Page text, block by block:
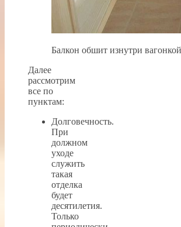
Балкон обшит изнутри вагонкой
Далее
рассмотрим
все по
пунктам:
Долговечность.
При
должном
уходе
служить
такая
отделка
будет
десятилетия.
Только